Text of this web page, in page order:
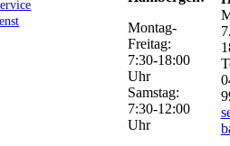
Montag-
Freitag:
7:30-18:00
Uhr
Samstag:
7:30-12:00
Uhr